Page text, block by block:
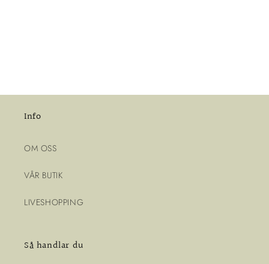
Info
OM OSS
VÅR BUTIK
LIVESHOPPING
Så handlar du